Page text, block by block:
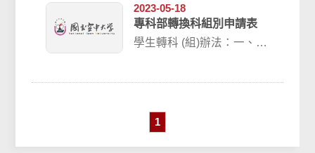
2023-05-18
專科部轉換科組別申請表
學生轉科 (組)辦法：一、本
1